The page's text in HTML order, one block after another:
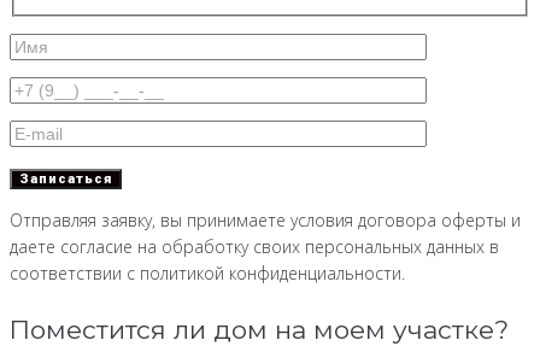
Отправляя заявку, вы принимаете условия договора оферты и
даете согласие на обработку своих персональных данных в
соответствии с политикой конфиденциальности.
Поместится ли дом на моем участке?